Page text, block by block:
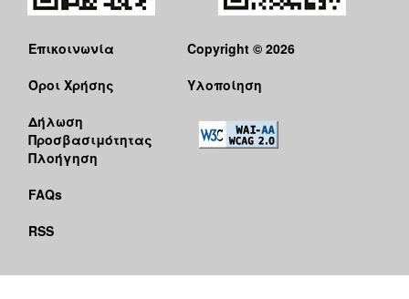
Επικοινωνία
Όροι Χρήσης
Δήλωση
Προσβασιμότητας
Πλοήγηση
FAQs
RSS
Copyright © 2026
Υλοποίηση